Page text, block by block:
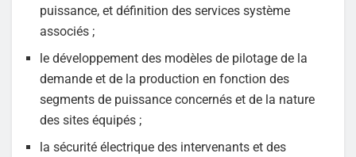
puissance, et définition des services système
associés ;
le développement des modèles de pilotage de la
demande et de la production en fonction des
segments de puissance concernés et de la nature
des sites équipés ;
la sécurité électrique des intervenants et des